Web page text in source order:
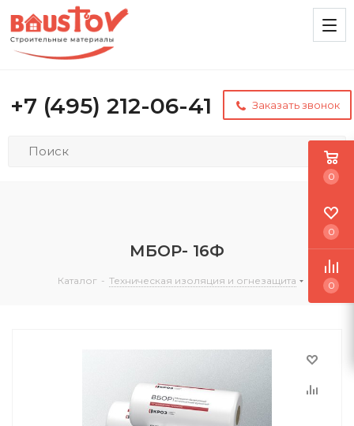
+7 (495) 212-06-41 Заказать звонок
МБОР- 16Ф
Каталог - Техническая изоляция и огнезащита
0
0
0